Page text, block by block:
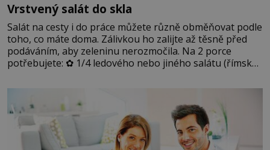
Vrstvený salát do skla
Salát na cesty i do práce můžete různě obměňovat podle
toho, co máte doma. Zálivkou ho zalijte až těsně před
podáváním, aby zeleninu nerozmočila. Na 2 porce
potřebujete: ✿ 1/4 ledového nebo jiného salátu (římský
okurky ✿ 2 rajčata Zálivka: ✿ 4 lžíce olivového oleje ✿ 1
lžíci citronové šťávy ✿ ½ stroužku